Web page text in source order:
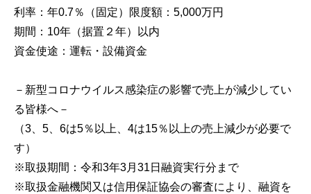
利率：年0.7％（固定）限度額：5,000万円
期間：10年（据置２年）以内
資金使途：運転・設備資金
－新型コロナウイルス感染症の影響で売上が減少してい
る皆様へ－
（3、5、6は5％以上、4は15％以上の売上減少が必要で
す）
※取扱期間：令和3年3月31日融資実行分まで
※取扱金融機関又は信用保証協会の審査により、融資を